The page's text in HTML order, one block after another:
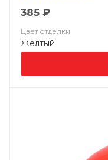
385 ₽
Цвет отделки
Желтый